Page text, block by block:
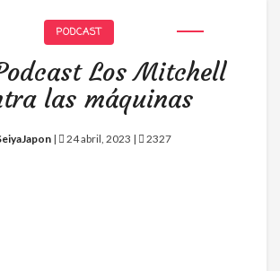
PODCAST
Los Mitchell
las máquinas
| 24 abril, 2023 | 2327